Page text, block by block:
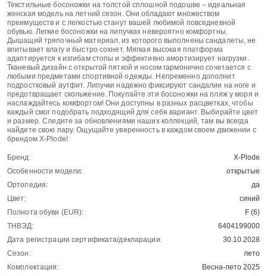
Текстильные босоножки на толстой сплошной подошве – идеальная
женская модель на летний сезон. Они обладают множеством
преимуществ и с легкостью станут вашей любимой повседневной
обувью. Легкие босоножки на липучках невероятно комфортны.
Дышащий тряпочный материал, из которого выполнены сандалеты, не
впитывает влагу и быстро сохнет. Мягкая высокая платформа
адаптируется к изгибам стопы и эффективно амортизирует нагрузки.
Тканевый дизайн с открытой пяткой и носом гармонично сочетается с
любыми предметами спортивной одежды. Непременно дополнит
подростковый аутфит. Липучки надежно фиксируют сандалии на ноге и
предотвращает скольжение. Покупайте эти босоножки на пляж у моря и
наслаждайтесь комфортом! Они доступны в разных расцветках, чтобы
каждый смог подобрать подходящий для себя вариант. Выбирайте цвет
и размер. Следите за обновлениями наших коллекций, там вы всегда
найдете свою пару. Ощущайте уверенность в каждом своем движении с
брендом X-Plode!
Бренд:
X-Plode
Особенности модели:
открытые
Ортопедия:
да
Цвет:
синий
Полнота обуви (EUR):
F (6)
ТНВЭД:
6404199000
Дата регистрации сертификата/декларации:
30.10.2028
Сезон:
лето
Комплектация:
Весна-лето 2025